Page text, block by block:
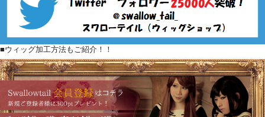
■ウィッグ加工方法もご紹介！！